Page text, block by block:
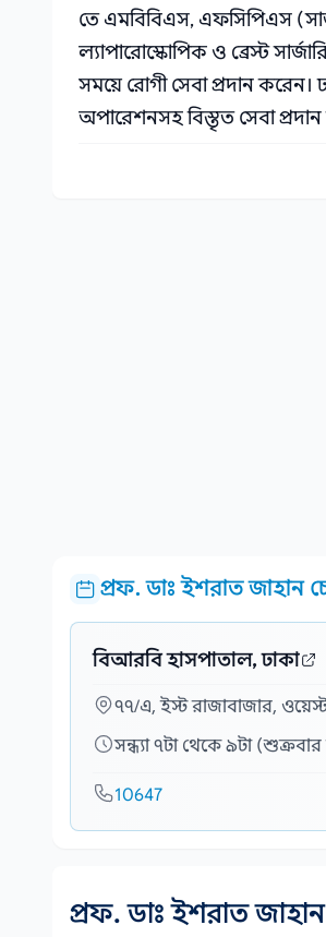
তে এমবিবিএস, এফসিপিএস
ল্যাপারোস্কোপিক ও ব্রেস্ট
সময়ে রোগী সেবা প্রদান করেন।
অপারেশনসহ বিস্তৃত সেবা
প্রফ. ডাঃ ইশরাত জাহান
বিআরবি হাসপাতাল, ঢাকা
৭৭/এ, ইস্ট রাজাবাজার, ওয়েস্ট
সন্ধ্যা ৭টা থেকে ৯টা (শুক্রবার
10647
প্রফ. ডাঃ ইশরাত